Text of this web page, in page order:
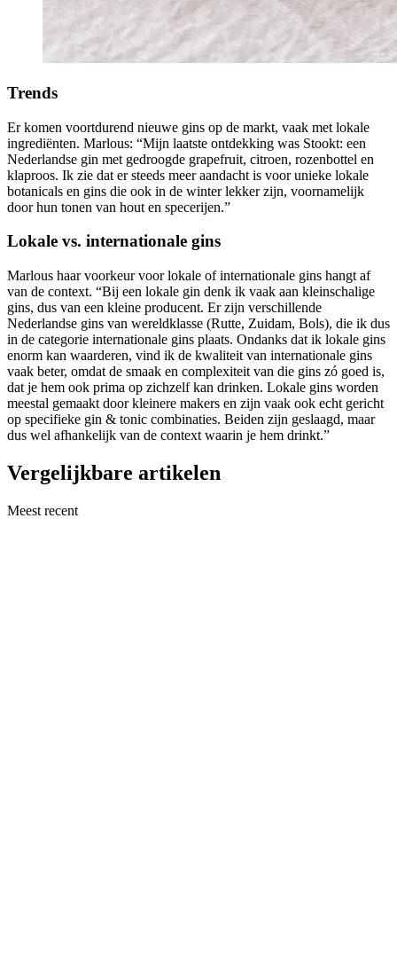
Trends
Er komen voortdurend nieuwe gins op de markt, vaak met lokale
ingrediënten. Marlous: “Mijn laatste ontdekking was Stookt: een
Nederlandse gin met gedroogde grapefruit, citroen, rozenbottel en
klaproos. Ik zie dat er steeds meer aandacht is voor unieke lokale
botanicals en gins die ook in de winter lekker zijn, voornamelijk
door hun tonen van hout en specerijen.”
Lokale vs. internationale gins
Marlous haar voorkeur voor lokale of internationale gins hangt af
van de context. “Bij een lokale gin denk ik vaak aan kleinschalige
gins, dus van een kleine producent. Er zijn verschillende
Nederlandse gins van wereldklasse (Rutte, Zuidam, Bols), die ik dus
in de categorie internationale gins plaats. Ondanks dat ik lokale gins
enorm kan waarderen, vind ik de kwaliteit van internationale gins
vaak beter, omdat de smaak en complexiteit van die gins zó goed is,
dat je hem ook prima op zichzelf kan drinken. Lokale gins worden
meestal gemaakt door kleinere makers en zijn vaak ook echt gericht
op specifieke gin & tonic combinaties. Beiden zijn geslaagd, maar
dus wel afhankelijk van de context waarin je hem drinkt.”
Vergelijkbare artikelen
Meest recent